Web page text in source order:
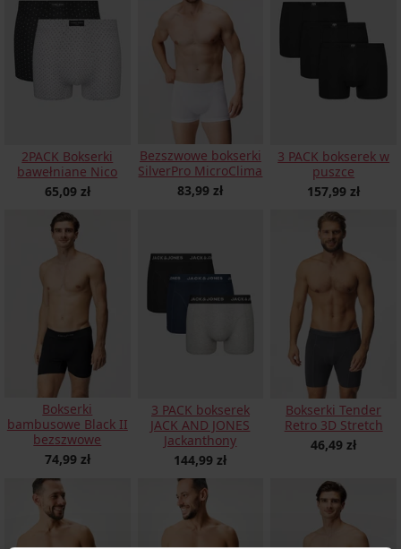
2PACK Bokserki
bawełniane Nico
65,09 zł
Bezszwowe bokserki
SilverPro MicroClima
83,99 zł
3 PACK bokserek w
puszce
157,99 zł
Bokserki
bambusowe Black II
bezszwowe
74,99 zł
3 PACK bokserek
JACK AND JONES
Jackanthony
144,99 zł
Bokserki Tender
Retro 3D Stretch
46,49 zł